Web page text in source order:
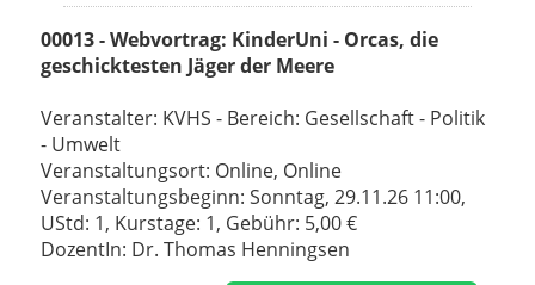
00013 - Webvortrag: KinderUni - Orcas, die
geschicktesten Jäger der Meere
Veranstalter: KVHS - Bereich: Gesellschaft - Politik
- Umwelt
Veranstaltungsort: Online, Online
Veranstaltungsbeginn: Sonntag, 29.11.26 11:00,
UStd: 1, Kurstage: 1, Gebühr: 5,00 €
DozentIn: Dr. Thomas Henningsen